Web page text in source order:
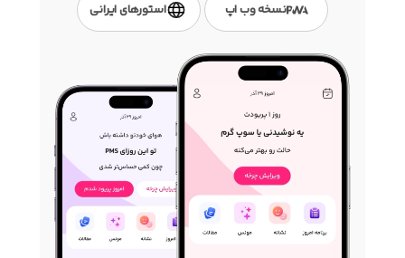
نسخه وب اپ استور‌های ایرانی